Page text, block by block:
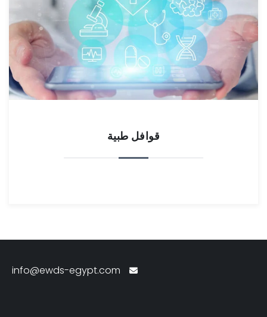
قوافل طبية
info@ewds-egypt.com